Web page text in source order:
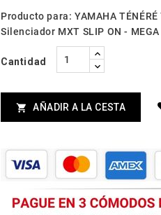
Producto para: YAMAHA
Silenciador MXT SLIP ON -
Cantidad
 AÑADIR A LA CESTA